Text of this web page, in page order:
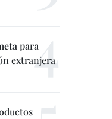
para
extranjera